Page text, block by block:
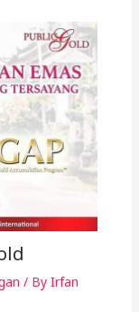
/ By Irfan